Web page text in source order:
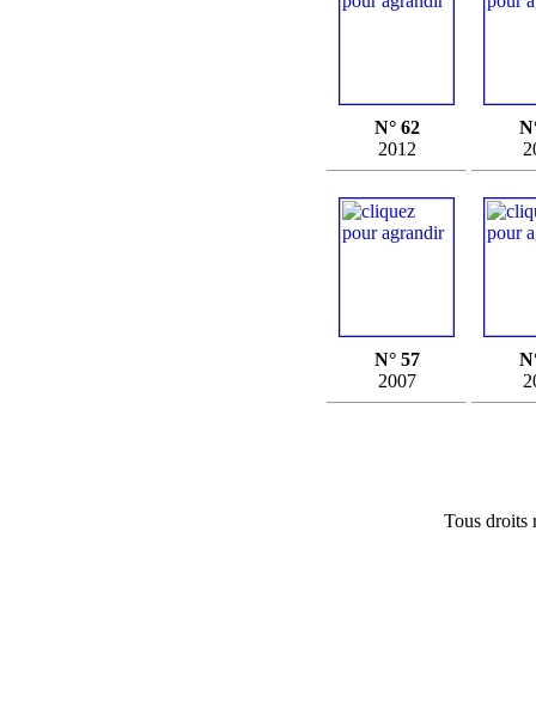
N° 62
2012
N° 57
2007
Tous droits